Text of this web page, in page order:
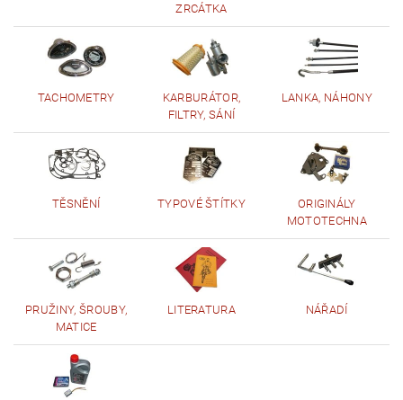
ZRCÁTKA
TACHOMETRY
KARBURÁTOR,
FILTRY, SÁNÍ
LANKA, NÁHONY
TĚSNĚNÍ TYPOVÉ ŠTÍTKY
ORIGINÁLY
MOTOTECHNA
PRUŽINY, ŠROUBY,
MATICE
LITERATURA NÁŘADÍ